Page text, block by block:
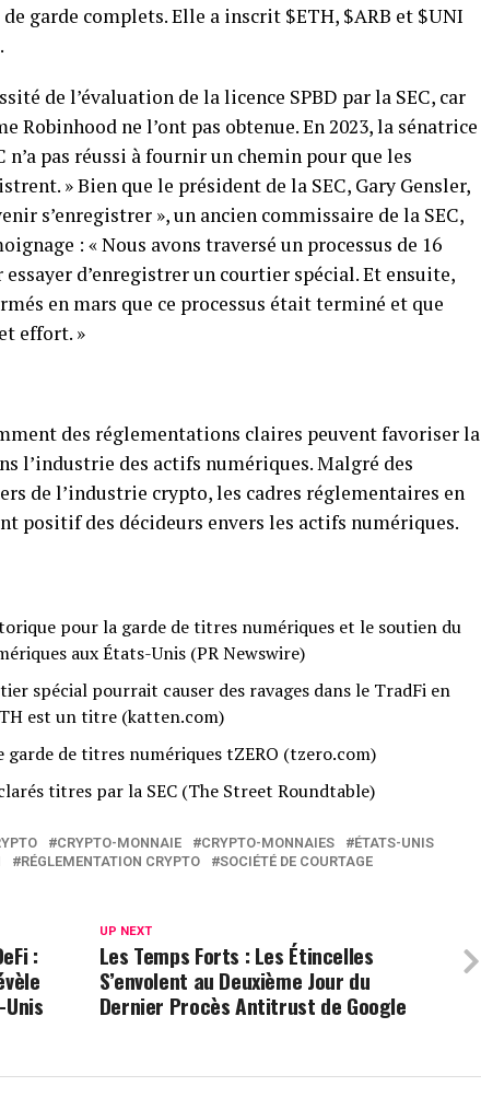
de garde complets. Elle a inscrit $ETH, $ARB et $UNI
de l’évaluation de la licence SPBD par la SEC, car
Robinhood ne l’ont pas obtenue. En 2023, la sénatrice
pas réussi à fournir un chemin pour que les
» Bien que le président de la SEC, Gary Gensler,
s’enregistrer », un ancien commissaire de la SEC,
: « Nous avons traversé un processus de 16
d’enregistrer un courtier spécial. Et ensuite,
en mars que ce processus était terminé et que
effort. »
des réglementations claires peuvent favoriser la
l’industrie des actifs numériques. Malgré des
de l’industrie crypto, les cadres réglementaires en
positif des décideurs envers les actifs numériques.
pour la garde de titres numériques et le soutien du
aux États-Unis (PR Newswire)
spécial pourrait causer des ravages dans le TradFi en
est un titre (katten.com)
de titres numériques tZERO (tzero.com)
titres par la SEC (The Street Roundtable)
CRYPTO-MONNAIE CRYPTO-MONNAIES
ÉTATS-UNIS
RÉGLEMENTATION CRYPTO
SOCIÉTÉ DE COURTAGE
UP NEXT
Les Temps Forts : Les Étincelles
S’envolent au Deuxième Jour du
Dernier Procès Antitrust de Google
: